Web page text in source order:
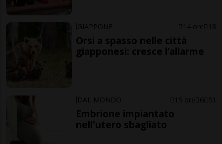
GIAPPONE 14 ore 18
Orsi a spasso nelle città
giapponesi: cresce l’allarme
DAL MONDO 15 ore 6 51
Embrione impiantato
nell'utero sbagliato